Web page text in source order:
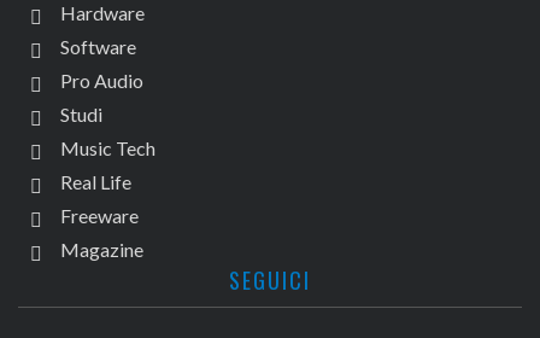
Hardware
Software
Pro Audio
Studi
Music Tech
Real Life
Freeware
Magazine
SEGUICI